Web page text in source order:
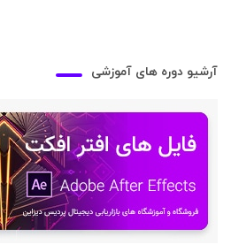
آرشیو دوره های آموزشی